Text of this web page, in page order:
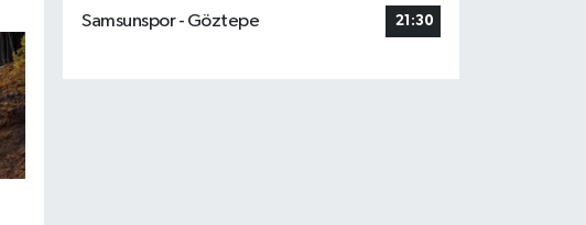
Samsunspor - Göztepe
21:30